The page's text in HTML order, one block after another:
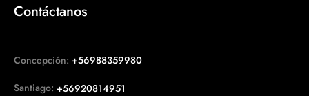
Contáctanos
Concepción: +56988359980
Santiago: +56920814951